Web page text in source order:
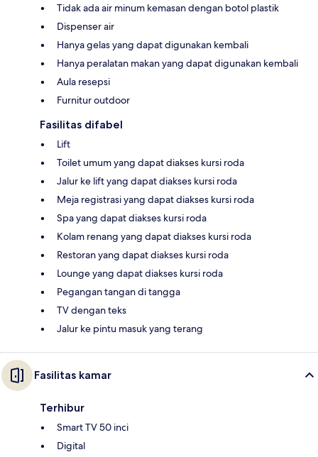
Tidak ada air minum kemasan dengan botol plastik
Dispenser air
Hanya gelas yang dapat digunakan kembali
Hanya peralatan makan yang dapat digunakan kembali
Aula resepsi
Furnitur outdoor
Fasilitas difabel
Lift
Toilet umum yang dapat diakses kursi roda
Jalur ke lift yang dapat diakses kursi roda
Meja registrasi yang dapat diakses kursi roda
Spa yang dapat diakses kursi roda
Kolam renang yang dapat diakses kursi roda
Restoran yang dapat diakses kursi roda
Lounge yang dapat diakses kursi roda
Pegangan tangan di tangga
TV dengan teks
Jalur ke pintu masuk yang terang
Fasilitas kamar
Terhibur
Smart TV 50 inci
Digital